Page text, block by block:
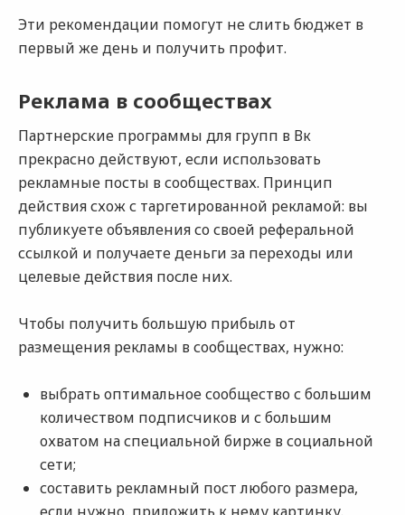
Эти рекомендации помогут не слить бюджет в
первый же день и получить профит.
Реклама в сообществах
Партнерские программы для групп в Вк
прекрасно действуют, если использовать
рекламные посты в сообществах. Принцип
действия схож с таргетированной рекламой: вы
публикуете объявления со своей реферальной
ссылкой и получаете деньги за переходы или
целевые действия после них.
Чтобы получить большую прибыль от
размещения рекламы в сообществах, нужно:
выбрать оптимальное сообщество с большим
количеством подписчиков и с большим
охватом на специальной бирже в социальной
сети;
составить рекламный пост любого размера,